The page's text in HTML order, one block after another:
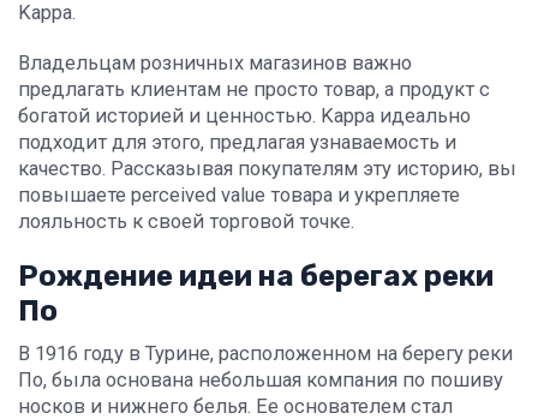
Kappa.
Владельцам розничных магазинов важно
предлагать клиентам не просто товар, а продукт с
богатой историей и ценностью. Kappa идеально
подходит для этого, предлагая узнаваемость и
качество. Рассказывая покупателям эту историю, вы
повышаете perceived value товара и укрепляете
лояльность к своей торговой точке.
Рождение идеи на берегах реки
По
В 1916 году в Турине, расположенном на берегу реки
По, была основана небольшая компания по пошиву
носков и нижнего белья. Ее основателем стал